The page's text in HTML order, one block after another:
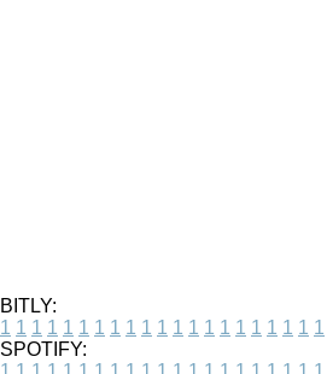
BITLY:
1 1 1 1 1 1 1 1 1 1 1 1 1 1 1 1 1 1 1 1 1
SPOTIFY: